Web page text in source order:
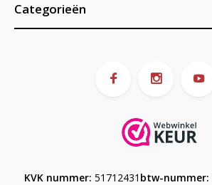
Categorieën
KVK nummer: 51712431 btw-nummer: